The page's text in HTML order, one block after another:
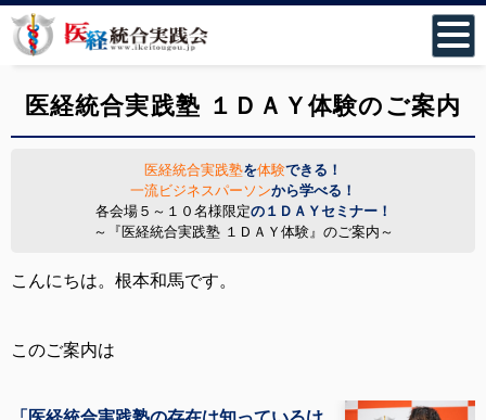
医経統合実践塾 １ＤＡＹ体験のご案内
医経統合実践塾を体験できる！
一流ビジネスパーソンから学べる！
各会場５～１０名様限定の１ＤＡＹセミナー！
～『医経統合実践塾 １ＤＡＹ体験』のご案内～
こんにちは。根本和馬です。
このご案内は